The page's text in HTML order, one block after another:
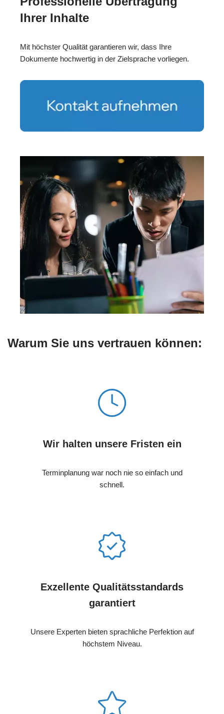
Ihrer Inhalte
Mit höchster Qualität garantieren wir, dass Ihre
Dokumente hochwertig in der Zielsprache vorliegen.
Warum Sie uns vertrauen können:
Wir halten unsere Fristen ein
Terminplanung war noch nie so einfach und
schnell.
Exzellente Qualitätsstandards
garantiert
Unsere Experten bieten sprachliche Perfektion auf
höchstem Niveau.